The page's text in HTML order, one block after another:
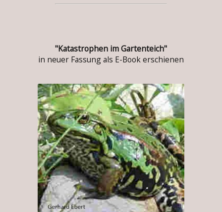
"Katastrophen im Gartenteich"
in neuer Fassung als E-Book erschienen